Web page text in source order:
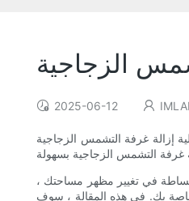
الزجاجية
2025-06-12
إزالة غرفة التشمس الزجاجية
في تغيير مظهر مساحتك ،
بك. في هذه المقالة ، سوف